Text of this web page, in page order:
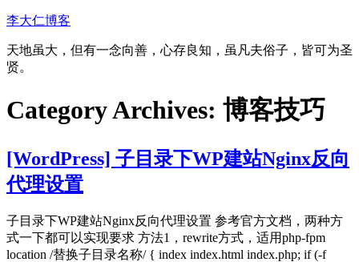
Skip
content
李大仁博客
天地虽大，但有一念向善，心存良知，虽凡夫俗子，皆可为圣
贤。
Category Archives: 博客技巧
[WordPress] 子目录下WP建站Nginx反向
代理设置
子目录下WP建站Nginx反向代理设置 参考官方文档，两种方
式一下都可以实现要求 方法1，rewrite方式，适用php-fpm
location /替换子目录名称/ { index index.html index.php; if (-f